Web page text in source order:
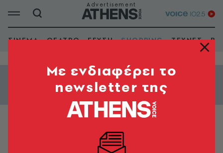
ΣΙΝΕΜΑ ΘΕΑΤΡΟ ΓΕΥΣΗ SHOPPING ΤΕΧΝΕΣ
Εμφάνιση φίλτρων
Mε ενδιαφέρει το
newsletter της